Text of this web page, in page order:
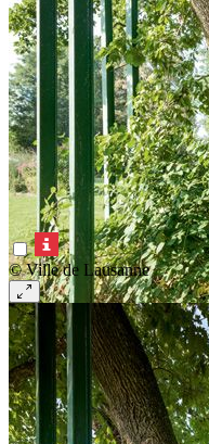
© Ville de Lausanne